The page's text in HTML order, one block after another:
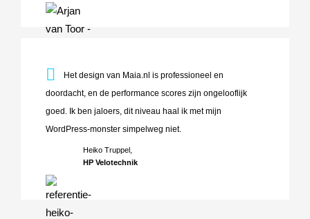
Heiko Truppel,
HP Velotechnik
Het design van Maia.nl is professioneel en
doordacht, en de performance scores zijn ongelooflijk
goed. Ik ben jaloers, dit niveau haal ik met mijn
WordPress-monster simpelweg niet.
Het design van Maia.nl is professioneel en doordacht, en